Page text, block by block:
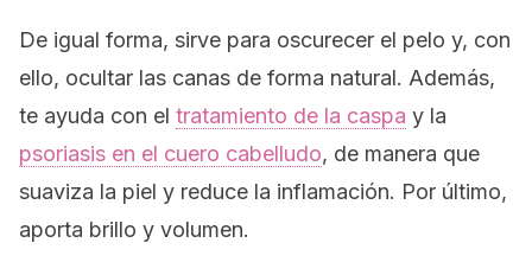
De igual forma, sirve para oscurecer el pelo y, con
ello, ocultar las canas de forma natural. Además,
te ayuda con el tratamiento de la caspa y la
psoriasis en el cuero cabelludo, de manera que
suaviza la piel y reduce la inflamación. Por último,
aporta brillo y volumen.